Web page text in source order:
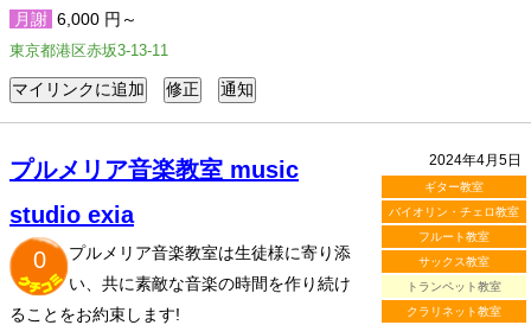
月謝 6,000 円～
東京都港区赤坂3-13-11
2024年4月5日
ギター教室
バイオリン・チェロ教室
フルート教室
サックス教室
トランペット教室
クラリネット教室
プルメリア音楽教室 music
studio exia
0
プルメリア音楽教室は生徒様に寄り添
い、共に素敵な音楽の時間を作り続け
ることをお約束します!